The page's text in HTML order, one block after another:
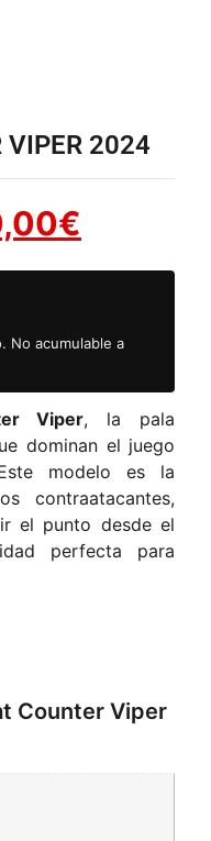
VIPER 2024
€
No acumulable a
Viper, la pala
dominan el juego
modelo es la
contraatacantes,
el punto desde el
perfecta para
Counter Viper